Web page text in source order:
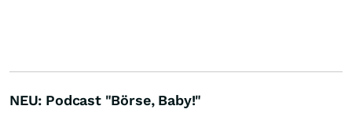
NEU: Podcast "Börse, Baby!"